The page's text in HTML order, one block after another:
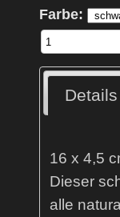
Farbe:
Details
16 x 4,5
Dieser
alle